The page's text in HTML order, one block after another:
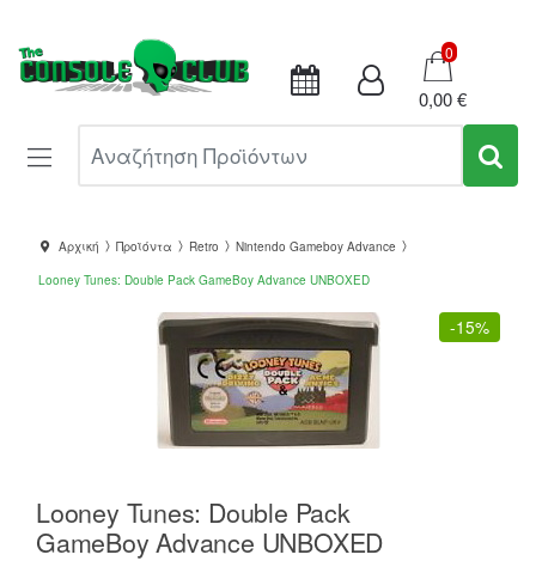
Καλάθι
0
0,00 €
Αρχική Προϊόντα Retro
Nintendo Gameboy Advance
Looney Tunes: Double Pack GameBoy Advance UNBOXED
-15%
Looney Tunes: Double Pack
GameBoy Advance UNBOXED